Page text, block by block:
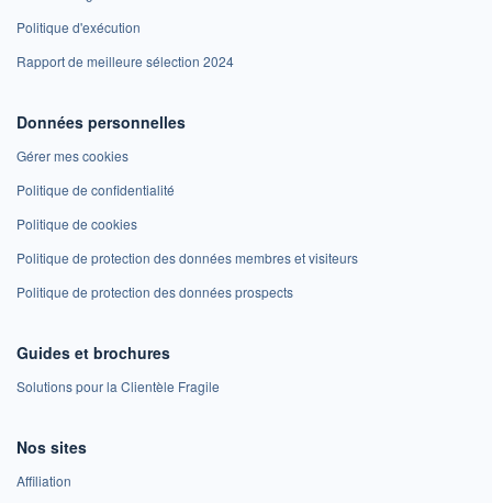
Politique d'exécution
Rapport de meilleure sélection 2024
Données personnelles
Gérer mes cookies
Politique de confidentialité
Politique de cookies
Politique de protection des données membres et visiteurs
Politique de protection des données prospects
Guides et brochures
Solutions pour la Clientèle Fragile
Nos sites
Affiliation